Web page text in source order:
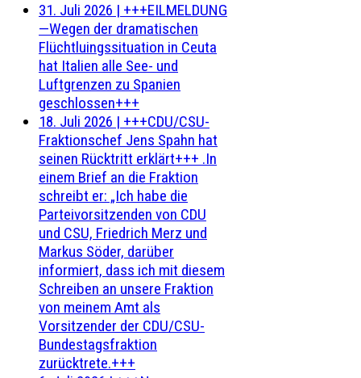
31. Juli 2026 | +++EILMELDUNG
—Wegen der dramatischen
Flüchtluingssituation in Ceuta
hat Italien alle See- und
Luftgrenzen zu Spanien
geschlossen+++
18. Juli 2026 | +++CDU/CSU-
Fraktionschef Jens Spahn hat
seinen Rücktritt erklärt+++ .In
einem Brief an die Fraktion
schreibt er: „Ich habe die
Parteivorsitzenden von CDU
und CSU, Friedrich Merz und
Markus Söder, darüber
informiert, dass ich mit diesem
Schreiben an unsere Fraktion
von meinem Amt als
Vorsitzender der CDU/CSU-
Bundestagsfraktion
zurücktrete.+++